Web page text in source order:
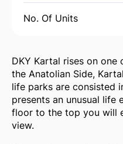
No. Of Units
DKY Kartal rises on
the Anatolian Side,
life parks are consisted
presents an unusual life
floor to the top you will
view.